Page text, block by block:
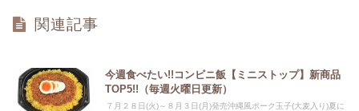
関連記事
今週食べたい!!コンビニ飯【ミニストップ】新商品
TOP5!!（毎週火曜日更新）
７月２８日(火)～８月３日(月)発売沖縄風ポーク玉子(大麦入り)夏に